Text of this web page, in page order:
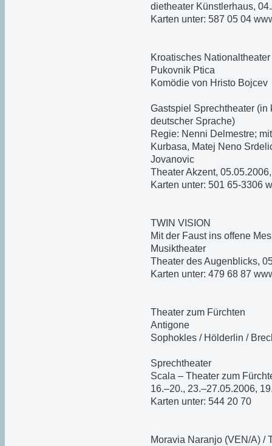
dietheater Künstlerhaus,
Karten unter: 587 05 04
Kroatisches
Pukovnik Ptica
Komödie von Hristo Bojcev
Gastspiel Sprechtheater (in
deutscher Sprache)
Regie: Nenni Delmestre;
Kurbasa, Matej Neno
Jovanovic
Theater Akzent,
Karten unter: 501 65-3306
TWIN VISION
Mit der Faust ins offene
Musiktheater
Theater des Augenblicks,
Karten unter: 479 68 87
Theater zum Fürchten
Antigone
Sophokles / Hölderlin /
Sprechtheater
Scala – Theater zum
16.–20., 23.–27.05.2006,
Karten unter: 544 20 70
Moravia Naranjo (VEN/A) /